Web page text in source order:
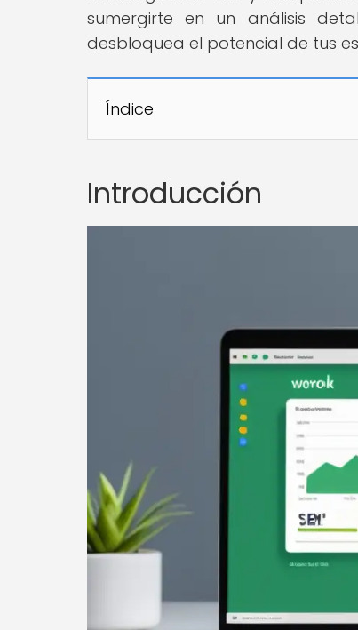
sumergirte en un análisis
desbloquea el potencial de tus
Índice
Introducción